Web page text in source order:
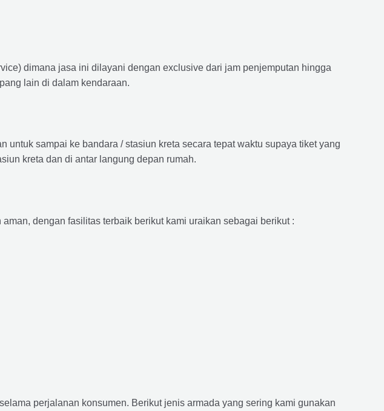
dimana jasa ini dilayani dengan exclusive dari jam penjemputan hingga
lain di dalam kendaraan.
sampai ke bandara / stasiun kreta secara tepat waktu supaya tiket yang
kreta dan di antar langung depan rumah.
dengan fasilitas terbaik berikut kami uraikan sebagai berikut :
perjalanan konsumen. Berikut jenis armada yang sering kami gunakan